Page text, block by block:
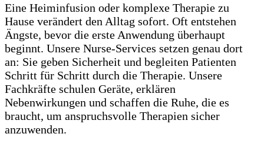
Eine Heiminfusion oder komplexe Therapie zu
Hause verändert den Alltag sofort. Oft entstehen
Ängste, bevor die erste Anwendung überhaupt
beginnt. Unsere Nurse-Services setzen genau dort
an: Sie geben Sicherheit und begleiten Patienten
Schritt für Schritt durch die Therapie. Unsere
Fachkräfte schulen Geräte, erklären
Nebenwirkungen und schaffen die Ruhe, die es
braucht, um anspruchsvolle Therapien sicher
anzuwenden.